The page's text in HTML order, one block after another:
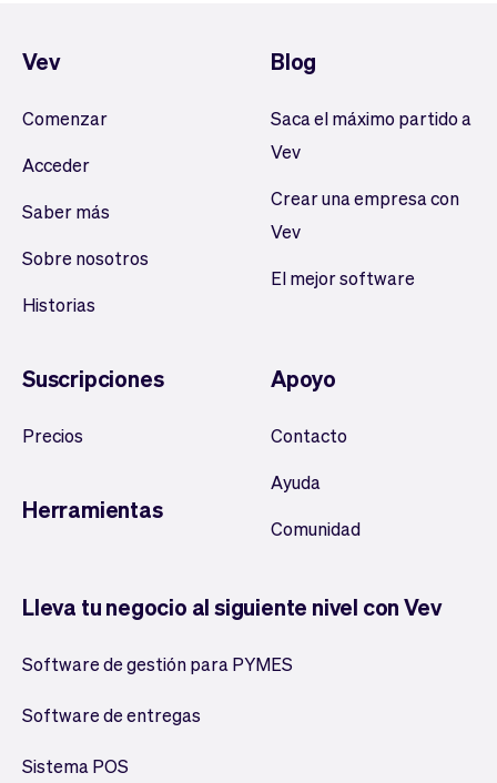
Vev
Comenzar
Acceder
Saber más
Sobre nosotros
Historias
Blog
Saca el máximo partido a
Vev
Crear una empresa con
Vev
El mejor software
Suscripciones
Precios
Herramientas
Apoyo
Contacto
Ayuda
Comunidad
Lleva tu negocio al siguiente nivel con Vev
Software de gestión para PYMES
Software de entregas
Sistema POS